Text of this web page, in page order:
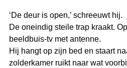
‘De deur is open,’ schreeuwt hij.
De oneindig steile trap kraakt.
beeldbuis-tv met antenne.
Hij hangt op zijn bed en staart
zolderkamer ruikt naar wat